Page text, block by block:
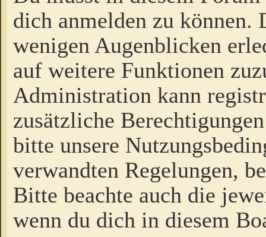
dich anmelden zu
wenigen Augenblicken
auf weitere Funktionen
Administration kann
zusätzliche
bitte unsere
verwandten Regelungen,
Bitte beachte auch die
wenn du dich in diesem